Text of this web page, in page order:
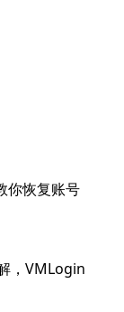
你恢复账号
，VMLogin